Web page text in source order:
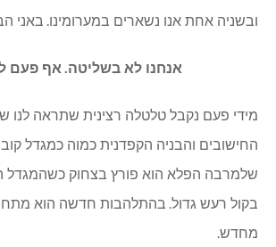
ובשניה אחת אנו נשארים במערומינו. באני
אנחנו לא בשליטה. אף פעם
מידי פעם נקבל טלטלה רצינית שתראה לנו
החישובים והבניה הקפדנית כמוה כמגדל
שלמרבה הפלא הוא פורץ בצחוק כשהמגדל
בקול רעש גדול. בהתלהבות חדשה הוא
מחדש.